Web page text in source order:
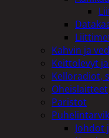
Kahvin ja
Keittolevyt
Kelloradiot,
Oheislaitteet
Paristot
Johdot